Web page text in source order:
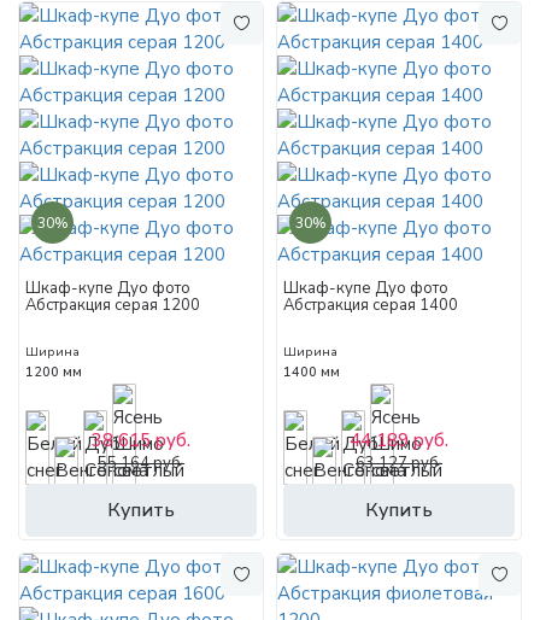
30%
Шкаф-купе Дуо фото
Абстракция серая 1200
Ширина
1200 мм
Купить
38 615 руб.
55 164 руб.
30%
Шкаф-купе Дуо фото
Абстракция серая 1400
Ширина
1400 мм
Купить
44 189 руб.
63 127 руб.